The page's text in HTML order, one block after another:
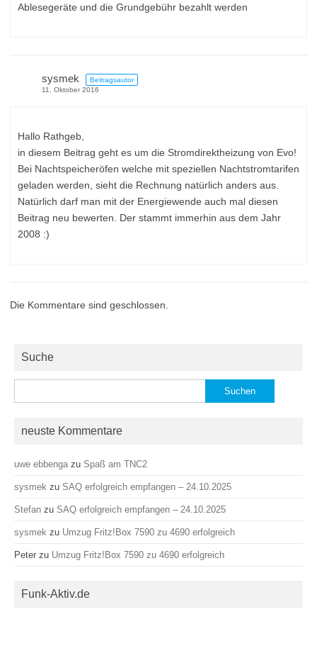
Ablesegeräte und die Grundgebühr bezahlt werden
sysmek
Beitragsautor
11. Oktober 2016
Hallo Rathgeb,
in diesem Beitrag geht es um die Stromdirektheizung von Evo!
Bei Nachtspeicheröfen welche mit speziellen Nachtstromtarifen
geladen werden, sieht die Rechnung natürlich anders aus.
Natürlich darf man mit der Energiewende auch mal diesen
Beitrag neu bewerten. Der stammt immerhin aus dem Jahr
2008 :)
Die Kommentare sind geschlossen.
Suche
nach:
neuste Kommentare
uwe ebbenga zu Spaß am TNC2
sysmek zu SAQ erfolgreich empfangen – 24.10.2025
Stefan zu SAQ erfolgreich empfangen – 24.10.2025
sysmek zu Umzug Fritz!Box 7590 zu 4690 erfolgreich
Peter zu Umzug Fritz!Box 7590 zu 4690 erfolgreich
Funk-Aktiv.de